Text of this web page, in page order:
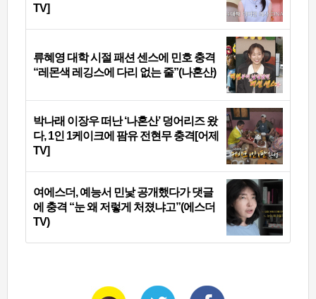
TV]
류혜영 대학 시절 패션 센스에 민호 충격
“레몬색 레깅스에 다리 없는 줄”(나혼산)
박나래 이장우 떠난 ‘나혼산’ 덩어리즈 왔
다, 1인 1케이크에 팜유 전현무 충격[어제
TV]
여에스더, 예능서 민낯 공개했다가 댓글
에 충격 “눈 왜 저렇게 처졌냐고”(에스더
TV)